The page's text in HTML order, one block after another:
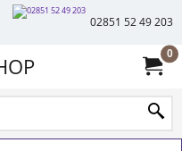
02851 52 49 203
0